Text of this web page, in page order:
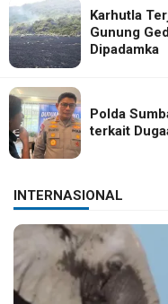
Karhutla
Gunung
Dipadamka
Polda
terkait
INTERNASIONAL